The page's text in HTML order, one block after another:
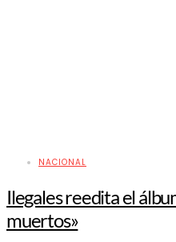
NACIONAL
Ilegales reedita el
muertos»